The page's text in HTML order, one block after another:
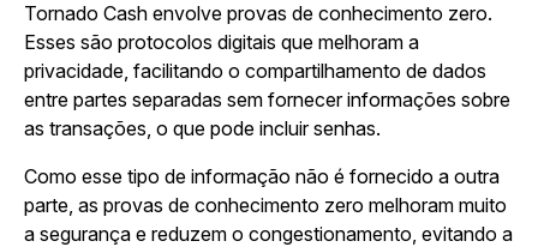
Tornado Cash envolve provas de conhecimento zero.
Esses são protocolos digitais que melhoram a
privacidade, facilitando o compartilhamento de dados
entre partes separadas sem fornecer informações sobre
as transações, o que pode incluir senhas.
Como esse tipo de informação não é fornecido a outra
parte, as provas de conhecimento zero melhoram muito
a segurança e reduzem o congestionamento, evitando a